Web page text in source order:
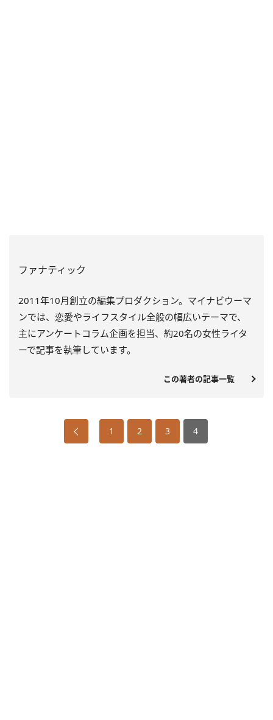
ファナティック
2011年10月創立の編集プロダクション。マイナビウーマ
ンでは、恋愛やライフスタイル全般の幅広いテーマで、
主にアンケートコラム企画を担当、約20名の女性ライタ
ーで記事を執筆しています。
この著者の記事一覧
1 2 3 4